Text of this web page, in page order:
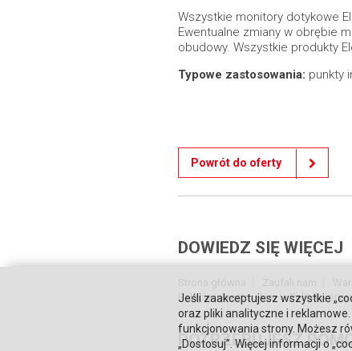
Wszystkie monitory dotykowe
Ewentualne zmiany w obrębie
obudowy. Wszystkie produkty
Typowe zastosowania: punkty
Powrót do oferty
DOWIEDZ SIĘ WIĘCEJ
Relacje inwestorskie
Polityka
POTRZEBUJESZ
Jeśli zaakceptujesz wszystkie
oraz pliki analityczne i
funkcjonowania strony. Możesz
„Dostosuj”. Więcej informacji o